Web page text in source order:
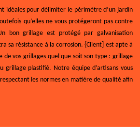
idéales pour délimiter le périmètre d’un jardin
qu’elles ne vous protégeront pas contre
bon grillage est protégé par galvanisation
sa résistance à la corrosion. {Client] est apte à
de vos grillages quel que soit son type : grillage
grillage plastifié. Notre équipe d’artisans vous
les normes en matière de qualité afin